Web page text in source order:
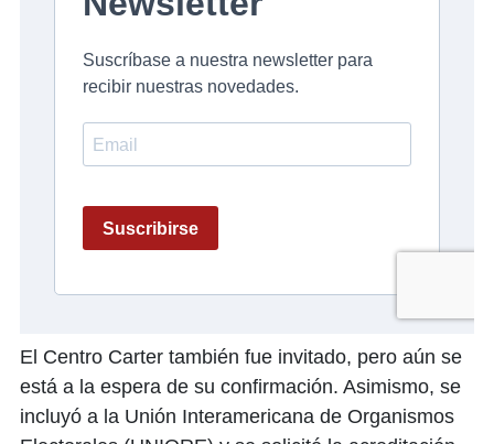
El Centro Carter también fue invitado, pero aún se
está a la espera de su confirmación. Asimismo, se
incluyó a la Unión Interamericana de Organismos